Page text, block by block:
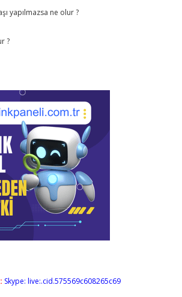
yapılmazsa ne olur ?
?
Skype: live:.cid.575569c608265c69